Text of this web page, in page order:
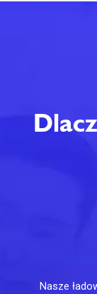
Nasze